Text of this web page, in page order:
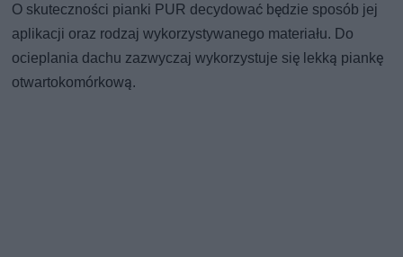
O skuteczności pianki PUR decydować będzie sposób jej
aplikacji oraz rodzaj wykorzystywanego materiału. Do
ocieplania dachu zazwyczaj wykorzystuje się lekką piankę
otwartokomórkową.